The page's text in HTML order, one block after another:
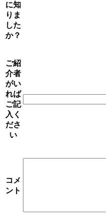
に知
りま
した
か？
ご紹
介者
がい
れば
ご記
入く
ださ
い
コメ
ント